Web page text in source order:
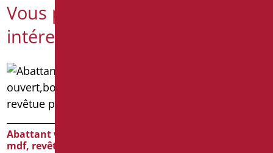
Vous pourriez également être
intéressé par
Abattant wc ouvert,bois
mdf, revêtue polyester